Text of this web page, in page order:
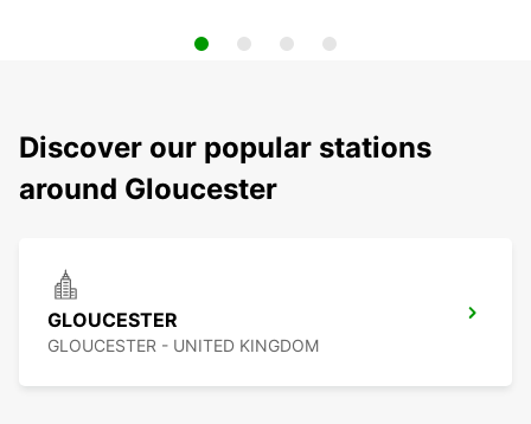
Discover our popular stations
around Gloucester
GLOUCESTER
GLOUCESTER - UNITED KINGDOM